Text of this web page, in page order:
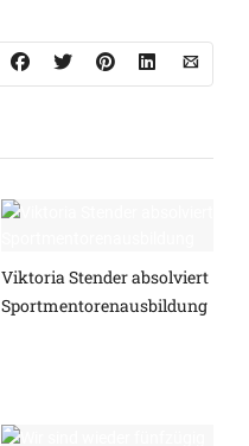
Viktoria Stender absolviert
Sportmentorenausbildung